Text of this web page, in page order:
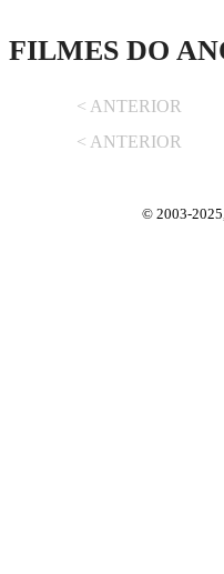
FILMES DO
< ANTERIOR
< ANTERIOR
© 2003-